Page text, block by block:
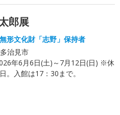
郎展
形文化財「志野」保持者
治見市
年6月6日(土)～7月12日(日) ※休
。入館は17：30まで。